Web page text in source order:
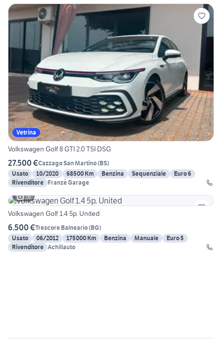
Vetrina
Volkswagen Golf 8 GTI 2.0 TSI DSG
27.500 €Cazzago San Martino(BS)
Usato
10/2020 68500 Km Benzina Sequenziale
Euro 6
Rivenditore Franzè Garage
16
Volkswagen Golf 1.4 5p. United
6.500 €Trescore Balneario(BG)
Usato
06/2012 175000 Km Benzina Manuale
Euro 5
Rivenditore Achillauto